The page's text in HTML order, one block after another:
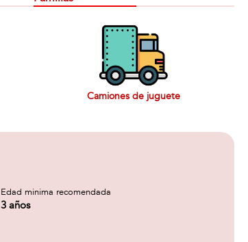
Camiones de juguete
Edad minima recomendada
3 años